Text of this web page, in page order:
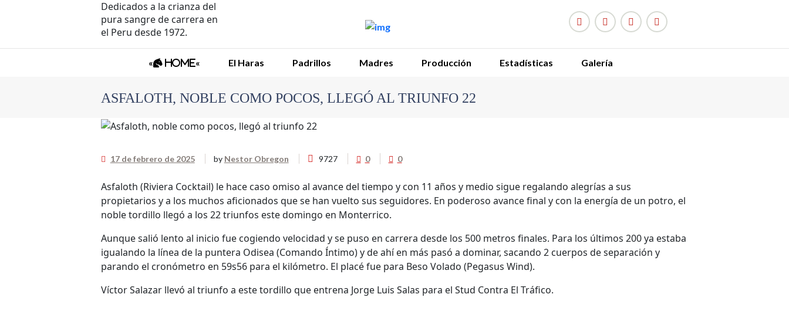
Dedicados a la crianza del
pura sangre de carrera en
el Peru desde 1972.
« Home« El Haras Padrillos Madres Producción Estadísticas Galería
ASFALOTH, NOBLE COMO POCOS, LLEGÓ AL TRIUNFO 22
17 de febrero de 2025 by Nestor Obregon 9727 0 0
Asfaloth (Riviera Cocktail) le hace caso omiso al avance del tiempo y con 11 años y medio sigue regalando alegrías a sus
propietarios y a los muchos aficionados que se han vuelto sus seguidores. En poderoso avance final y con la energía de un potro, el
noble tordillo llegó a los 22 triunfos este domingo en Monterrico.
Aunque salió lento al inicio fue cogiendo velocidad y se puso en carrera desde los 500 metros finales. Para los últimos 200 ya estaba
igualando la línea de la puntera Odisea (Comando Íntimo) y de ahí en más pasó a dominar, sacando 2 cuerpos de separación y
parando el cronómetro en 59s56 para el kilómetro. El placé fue para Beso Volado (Pegasus Wind).
Víctor Salazar llevó al triunfo a este tordillo que entrena Jorge Luis Salas para el Stud Contra El Tráfico.